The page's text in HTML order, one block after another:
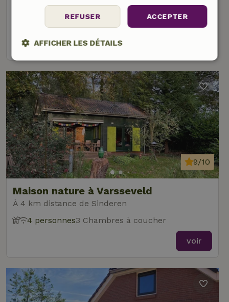
À 4 km distance de Sinderen
4 personnes 1 Chambre à coucher
Maison nature à Varsseveld
À 4 km distance de Sinderen
9/10
4 personnes3 Chambres à coucher
voir
ACCEPTER
REFUSER
AFFICHER LES DÉTAILS
nécessaires
Fonctionnalité
Les cookies strictement nécessaires habilitent des
fonctionnalités de base du site Web telles que la connexion
des utilisateurs et la gestion des comptes. Le site Web ne
Nom
Domaine
Expiration Description
CookieScriptConsent
CookieScript
.maisonnature.fr
Ce cookie